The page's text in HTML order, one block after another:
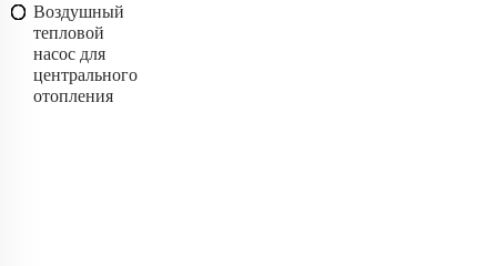
Воздушный
тепловой
насос для
центрального
отопления